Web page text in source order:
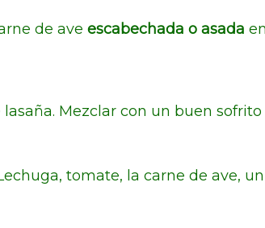
de ave escabechada o asada
Mezclar con un buen
tomate, la carne de ave,